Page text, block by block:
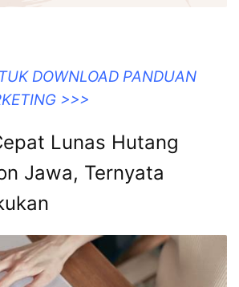
DOWNLOAD PANDUAN
>>>
Lunas Hutang
Jawa, Ternyata